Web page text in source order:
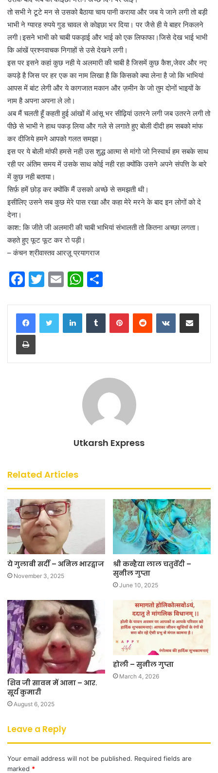
तो सभी ने टूटे मन से उसको बैठाया चाय पानी कराया और जब ये जाने लगी तो बड़ी
भाभी ने ग्यारह रुपये गुड चावल से कोइछा भर दिया। पर जैसे ही ये बाहर निकलने
लगी।इसने भाभी को चाबी पकड़ाई और भाई को एक लिफाफा।जिसे देख भाई भाभी
कि आंखें प्रश्नवाचक निगाहों से उसे देखने लगी।
इस पर इसने कहां कुछ नही ये अलमारी की चाबी है जिसमें कुछ कैश,जेवर और नए
कपड़े है जिस पर हर एक का नाम लिखा है कि किसको क्या लेना है जो कि भाभियां
आपस में बांट लेगी और ये कागजात मकान और ज़मीन के जो तुम दोनों भाइयों के
नाम है अपना अपना ले लो।
अब मैं चलती हूँ कहती हुई आंखों में आंसू भर सीढ़ियां उतरने लगी जब उतरने लगी तो
पीछे से भाभी ने हाथ पकड़ लिया और गले से लगाते हुए बोली दीदी हम सबको मांफ
कर दीजिये हमने आपको गलत समझा।
इस पर ये बोली मांफी हमसे नही उस शुद्ध आत्मा से मांगो जो निस्वार्थ हम सबके साथ
रही पर अंतिम समय में उसके साथ कोई नही रहा क्योंकि उसने अपने संपत्ति के बारे
में कुछ नही बताया।
सिर्फ़ हमें छोड़ कर क्योंकि मैं उसको अच्छे से समझती थी।
इसीलिए उसने सब कुछ मेरे पास रखा और कहा मेरे मरने के बाद इन लोगों को दे
देना।
काश: कि जीते जी अलमारी की चाबी भाभियां संभालती तो कितना अच्छा लगता।
कहते हुए फूट फूट कर रो पड़ी।
– कंचन श्रीवास्तव आरज़ू प्रयागराज
F
c
e
b
o
T
itt
er
E
ai
W
at ar
Utkarsh Express
Related Articles
ये गुलाबी सर्दी – अनिल भारद्वाज
November 3, 2025
श्री कन्हैया लाल चतुर्वेदी –
सुनील गुप्ता
June 10, 2025
शिव जी सावन में आना – आर.
सूर्य कुमारी
August 6, 2025
होली – सुनील गुप्ता
March 4, 2026
Leave a Reply
Your email address will not be published. Required fields are
marked *